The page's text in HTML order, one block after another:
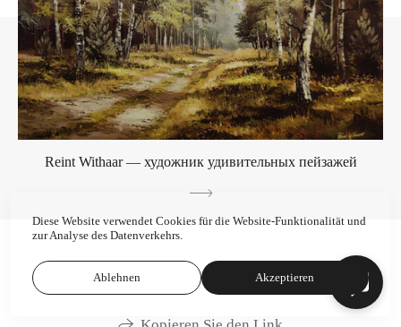
Reint Withaar — художник удивительных пейзажей
Diese Website verwendet Cookies für die Website-Funktionalität und
zur Analyse des Datenverkehrs.
Ablehnen Akzeptieren